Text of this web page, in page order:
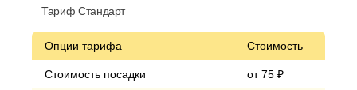
Тариф Стандарт
Опции тарифа Стоимость
Стоимость посадки от 75 ₽